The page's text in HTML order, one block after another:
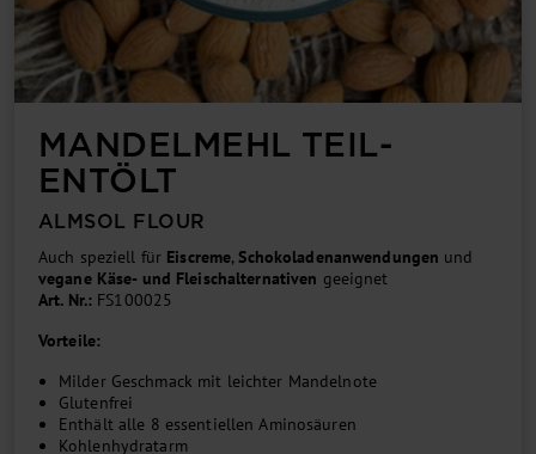
MANDEL­MEHL TEIL­
ENTÖLT
ALMSOL FLOUR
Auch speziell für Eiscreme,Schoko­laden­anwendung­en und
vegane Käse- und Fleisch­alter­nativ­en geeignet
Art. Nr.: FS100025
Vorteile:
Milder Geschmack mit leichter Mandelnote
Glutenfrei
Enthält alle 8 essentiellen Aminosäuren
Kohlenhydratarm